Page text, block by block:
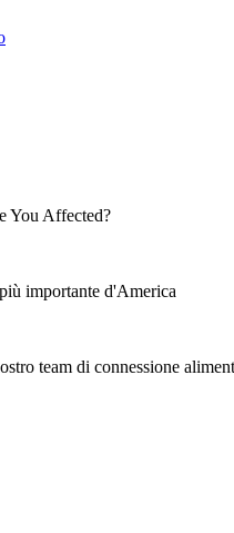
You Affected?
importante d'America
team di connessione